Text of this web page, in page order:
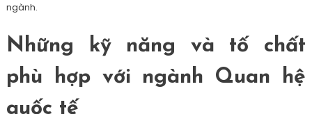
ngành.
Những kỹ năng và tố chất
phù hợp với ngành Quan hệ
quốc tế